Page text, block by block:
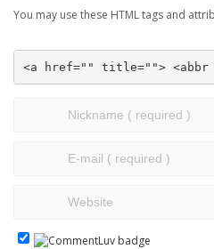
You may use these HTML tags and
<a href="" title=""> <abbr